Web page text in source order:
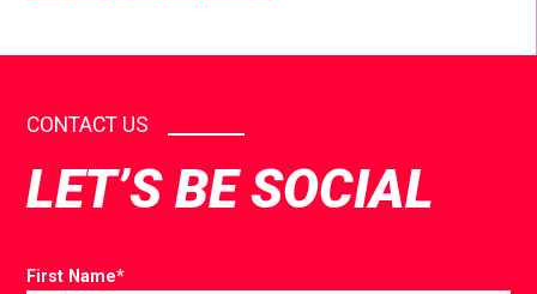
CONTACT US
LET’S BE SOCIAL
First Name*